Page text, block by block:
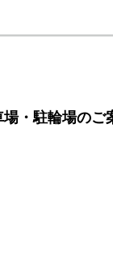
・駐輪場のご